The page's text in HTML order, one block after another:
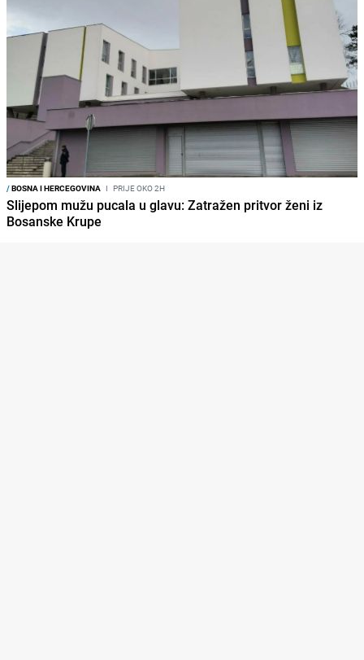
/BOSNA I HERCEGOVINA I PRIJE OKO 2H
Slijepom mužu pucala u glavu: Zatražen pritvor ženi iz
Bosanske Krupe